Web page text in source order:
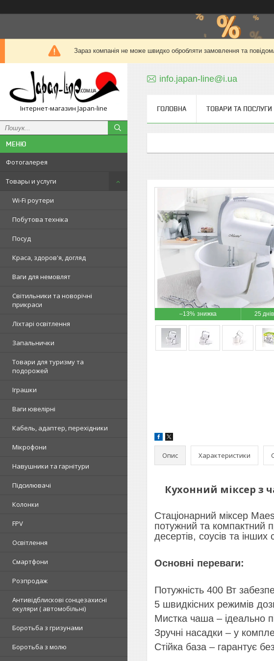
Зараз компанія не може швидко обробляти замовлення та
Інтернет-магазин Japan-line
Фотогалерея
Товары и услуги
Wi-Fi роутери
Побутова техніка
Посуд
Краса, здоров'я, догляд
Ваги для немовлят
Світильники та новорічні
прикраси
Ліхтарі освітлення
Запальнички
Товари для туризму та
подорожей
Іграшки
Ваги ювелірні
Кабель, адаптер, перехідники
Мікрофони
Навушники та гарнітури
Підсилювачі
Колонки
FPV
Освітлення
Смартфони
Розпродаж
Антивідблискові сонцезахисні
окуляри ( автомобільні)
Боротьба з гризунами
Боротьба з молю
info.japan-line@i.ua
ГОЛОВНА ТОВАРИ ТА ПОСЛУГИ
–13% 25 днів
Опис Характеристики
Кухонний міксер з
Стаціонарний міксер
потужний та компактний
десертів, соусів та інших
Основні переваги:
Потужність 400 Вт
5 швидкісних режимів
Мистка чаша – ідеально
Зручні насадки – у
Стійка база – гарантує